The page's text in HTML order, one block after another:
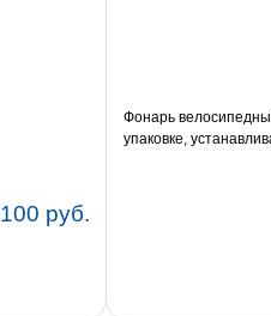
100 руб.
Фонарь
упаковке,